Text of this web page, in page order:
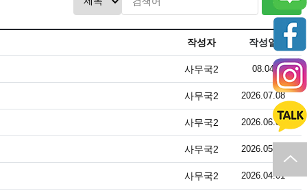
작성자 작성일
사무국2 08.04등록
사무국2 2026.07.08등록
사무국2 2026.06.01등록
사무국2 2026.05.04
사무국2 2026.04.01등록
페이스
인스타
카카오